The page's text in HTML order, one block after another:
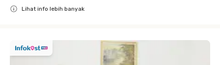
Lihat info lebih banyak